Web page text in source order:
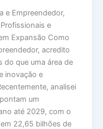
e Empreendedor,
e
Expansão Como
acredito
do que uma área de
inovação e
analisei
um
até 2029, com o
22,65 bilhões de